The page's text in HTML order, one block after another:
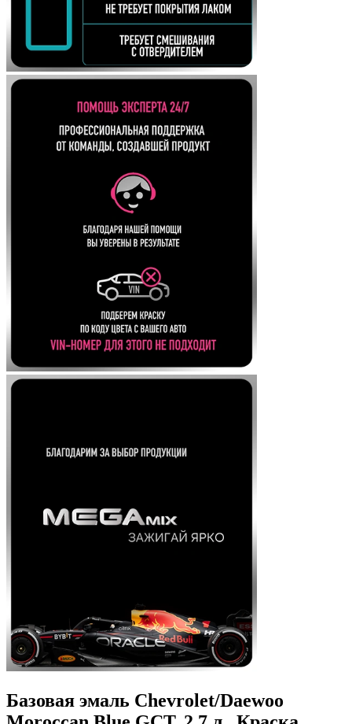
Базовая эмаль Chevrolet/Daewoo